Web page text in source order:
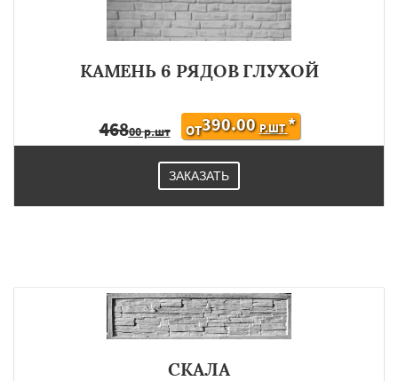
КАМЕНЬ 6 РЯДОВ ГЛУХОЙ
46800 р.шт ОТ390.00 Р.ШТ*
ЗАКАЗАТЬ
СКАЛА